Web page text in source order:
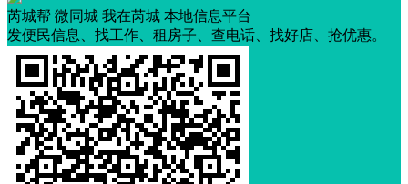
芮城帮 微同城 我在芮城 本地信息平台
发便民信息、找工作、租房子、查电话、找好店、抢优惠。